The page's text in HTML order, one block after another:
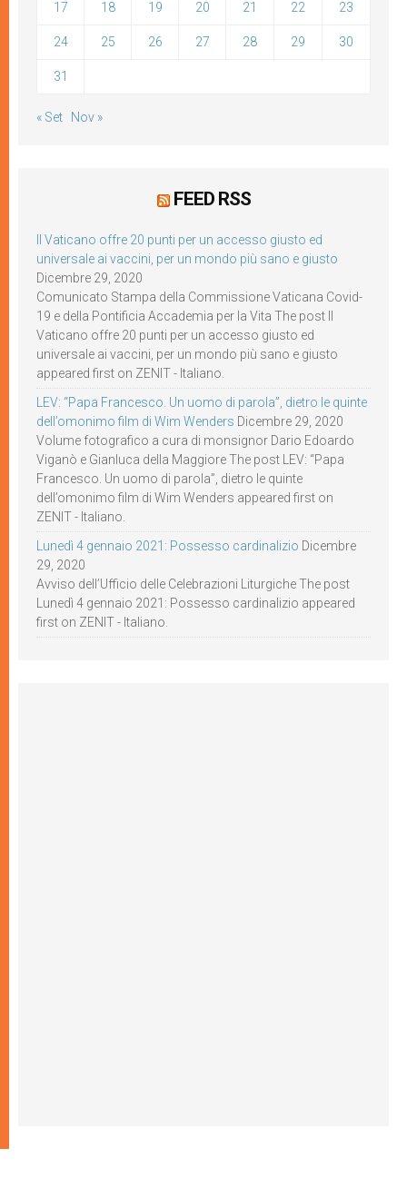
17 18 19 20 21 22 23
24 25 26 27 28 29 30
31
« Set Nov »
FEED RSS
Il Vaticano offre 20 punti per un accesso giusto ed
universale ai vaccini, per un mondo più sano e giusto
Dicembre 29, 2020
Comunicato Stampa della Commissione Vaticana Covid-
19 e della Pontificia Accademia per la Vita The post Il
Vaticano offre 20 punti per un accesso giusto ed
universale ai vaccini, per un mondo più sano e giusto
appeared first on ZENIT - Italiano.
LEV: “Papa Francesco. Un uomo di parola”, dietro le quinte
dell’omonimo film di Wim Wenders Dicembre 29, 2020
Volume fotografico a cura di monsignor Dario Edoardo
Viganò e Gianluca della Maggiore The post LEV: “Papa
Francesco. Un uomo di parola”, dietro le quinte
dell’omonimo film di Wim Wenders appeared first on
ZENIT - Italiano.
Lunedì 4 gennaio 2021: Possesso cardinalizio Dicembre
29, 2020
Avviso dell’Ufficio delle Celebrazioni Liturgiche The post
Lunedì 4 gennaio 2021: Possesso cardinalizio appeared
first on ZENIT - Italiano.